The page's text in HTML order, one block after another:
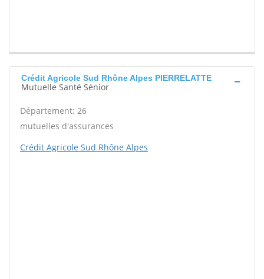
Crédit Agricole Sud Rhône Alpes PIERRELATTE
Mutuelle Santé Sénior
Département: 26
mutuelles d'assurances
Crédit Agricole Sud Rhône Alpes